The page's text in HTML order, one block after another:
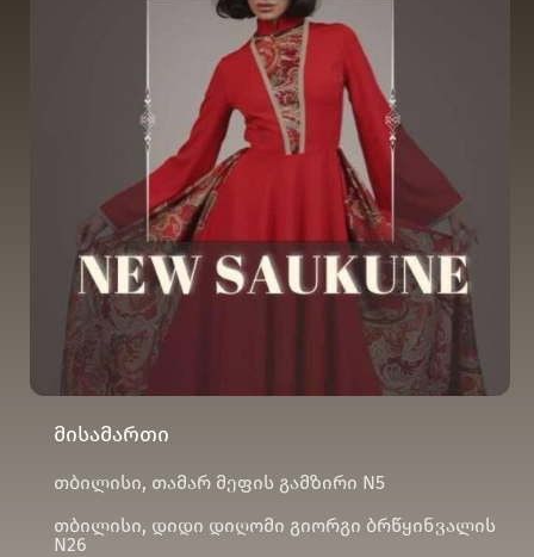
მისამართი
თბილისი, თამარ მეფის გამზირი N5
თბილისი, დიდი დიღომი გიორგი ბრწყინვალის
N26